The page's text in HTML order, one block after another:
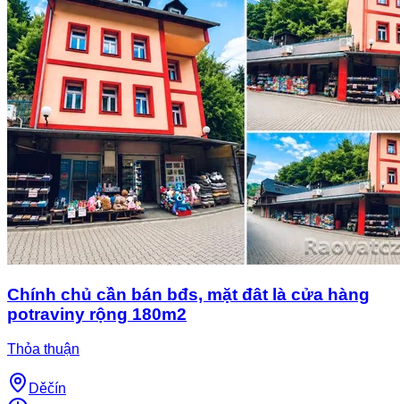
Chính chủ cần bán bđs, mặt đât là cửa hàng
potraviny rộng 180m2
Thỏa thuận
Děčín